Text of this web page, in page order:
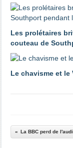
Les prolétaires
couteau de
Le chavisme et le
La BBC perd de